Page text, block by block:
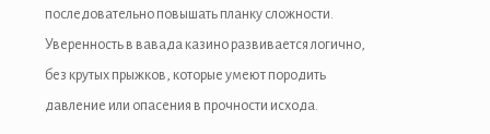
последовательно повышать планку сложности.
Уверенность в вавада казино развивается логично,
без крутых прыжков, которые умеют породить
давление или опасения в прочности исхода.